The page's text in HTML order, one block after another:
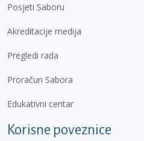
Posjeti Saboru
Akreditacije medija
Pregledi rada
Proračun Sabora
Edukativni centar
Korisne poveznice